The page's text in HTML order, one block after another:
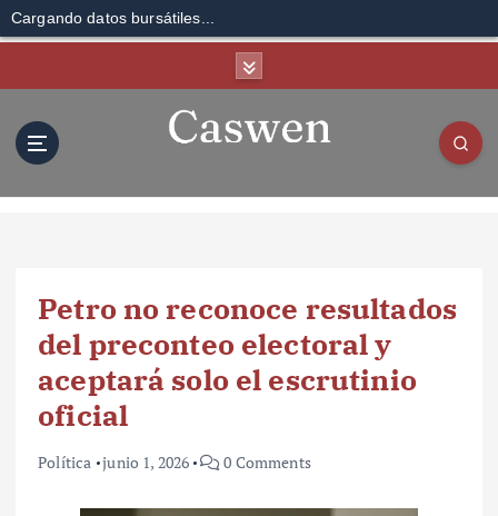
Cargando datos bursátiles...
Petro no reconoce resultados
del preconteo electoral y
aceptará solo el escrutinio
oficial
Política junio 1, 2026 0 Comments